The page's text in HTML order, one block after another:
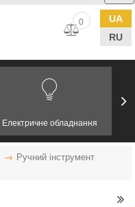
UA
RU
0
Електричне обладнання
Ручний інструмент